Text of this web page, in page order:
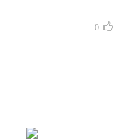
0